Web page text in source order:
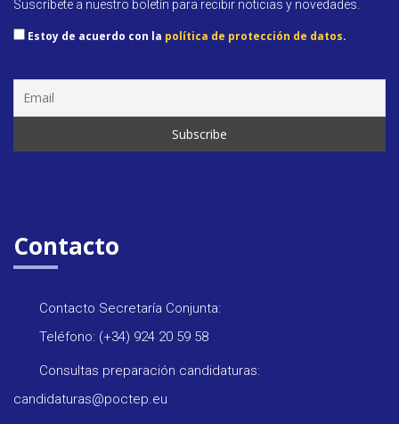
Suscríbete a nuestro boletín para recibir noticias y novedades.
Estoy de acuerdo con la política de protección de datos.
Contacto
Contacto Secretaría Conjunta:
Teléfono: (+34) 924 20 59 58
Consultas preparación candidaturas:
candidaturas@poctep.eu